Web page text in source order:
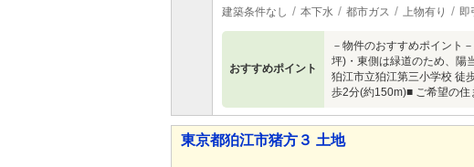
建築条件なし 本下水 都市ガス 上物有り 即
おすすめポイント
－物件のおすすめポイント
坪)・東側は緑道のため、陽
狛江市立狛江第三小学校 徒
歩2分(約150m)■ ご希望の
東京都狛江市猪方３ 土地